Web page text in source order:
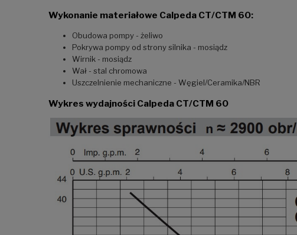
Wykonanie materiałowe Calpeda CT/CTM 60:
Obudowa pompy - żeliwo
Pokrywa pompy od strony silnika - mosiądz
Wirnik - mosiądz
Wał - stal chromowa
Uszczelnienie mechaniczne - Węgiel/Ceramika/NBR
Wykres wydajności Calpeda CT/CTM 60